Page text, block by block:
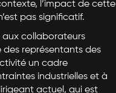
l’impact de cette
pas significatif.
aux collaborateurs
représentants des
un cadre
industrielles et à
actuel, qui est